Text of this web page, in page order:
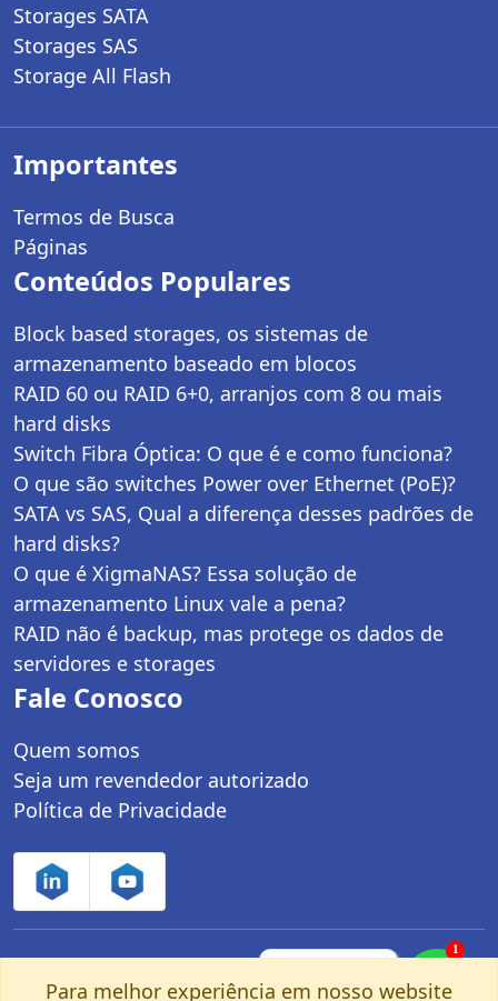
Storages SATA
Storages SAS
Storage All Flash
Importantes
Termos de Busca
Páginas
Conteúdos Populares
Block based storages, os sistemas de
armazenamento baseado em blocos
RAID 60 ou RAID 6+0, arranjos com 8 ou mais
hard disks
Switch Fibra Óptica: O que é e como funciona?
O que são switches Power over Ethernet (PoE)?
SATA vs SAS, Qual a diferença desses padrões de
hard disks?
O que é XigmaNAS? Essa solução de
armazenamento Linux vale a pena?
RAID não é backup, mas protege os dados de
servidores e storages
Fale Conosco
Quem somos
Seja um revendedor autorizado
Política de Privacidade
Controle Net Tecnologia LTDA | CNPJ:
Para melhor experiência em nosso website
1
nosso Whatsapp!